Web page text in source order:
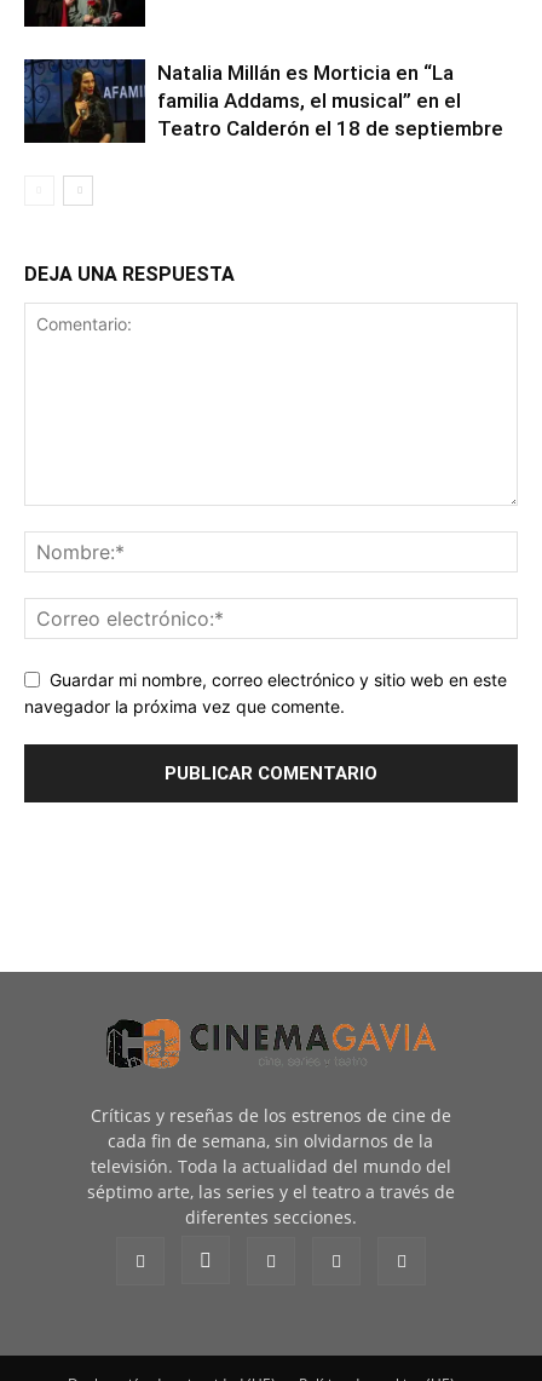
Natalia Millán es Morticia en “La
familia Addams, el musical” en el
Teatro Calderón el 18 de septiembre
DEJA UNA RESPUESTA
Guardar mi nombre, correo electrónico y sitio web en este
navegador la próxima vez que comente.
Críticas y reseñas de los estrenos de cine de
cada fin de semana, sin olvidarnos de la
televisión. Toda la actualidad del mundo del
séptimo arte, las series y el teatro a través de
diferentes secciones.